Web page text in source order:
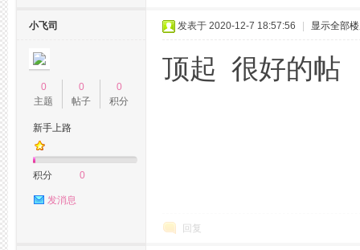
小飞司
0
主题
0
帖子
0
积分
新手上路
积分 0
发消息
发表于 2020-12-7 18:57:56 显示全部
顶起 很好的帖
回复